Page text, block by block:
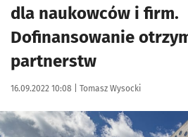
dla naukowców i firm.
Dofinansowanie
partnerstw
Data publikacji:
16.09.2022 10:08 | Autor:
Tomasz Wysocki
Kliknij, aby powiększyć